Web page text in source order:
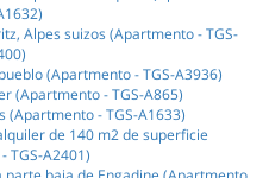
Alpes suizos (Apartmento - TGS-
(Apartmento - TGS-A3936)
(Apartmento - TGS-A865)
(Apartmento - TGS-A1633)
de 140 m2 de superficie
TGS-A2401)